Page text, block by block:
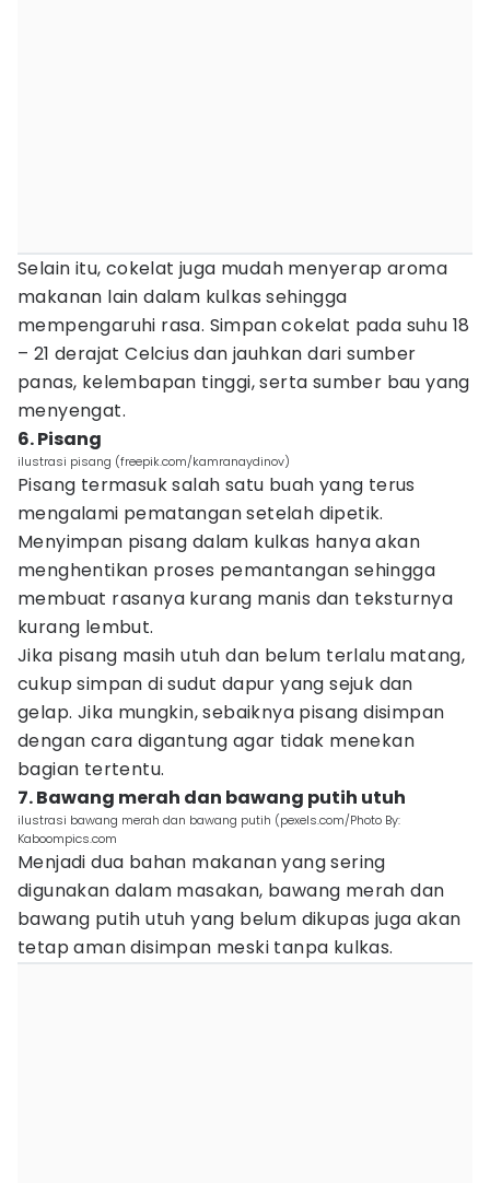
Selain itu, cokelat juga mudah menyerap aroma
makanan lain dalam kulkas sehingga
mempengaruhi rasa. Simpan cokelat pada suhu 18
– 21 derajat Celcius dan jauhkan dari sumber
panas, kelembapan tinggi, serta sumber bau yang
menyengat.
6. Pisang
ilustrasi pisang (freepik.com/kamranaydinov)
Pisang termasuk salah satu buah yang terus
mengalami pematangan setelah dipetik.
Menyimpan pisang dalam kulkas hanya akan
menghentikan proses pemantangan sehingga
membuat rasanya kurang manis dan teksturnya
kurang lembut.
Jika pisang masih utuh dan belum terlalu matang,
cukup simpan di sudut dapur yang sejuk dan
gelap. Jika mungkin, sebaiknya pisang disimpan
dengan cara digantung agar tidak menekan
bagian tertentu.
7. Bawang merah dan bawang putih utuh
ilustrasi bawang merah dan bawang putih (pexels.com/Photo By:
Kaboompics.com
Menjadi dua bahan makanan yang sering
digunakan dalam masakan, bawang merah dan
bawang putih utuh yang belum dikupas juga akan
tetap aman disimpan meski tanpa kulkas.